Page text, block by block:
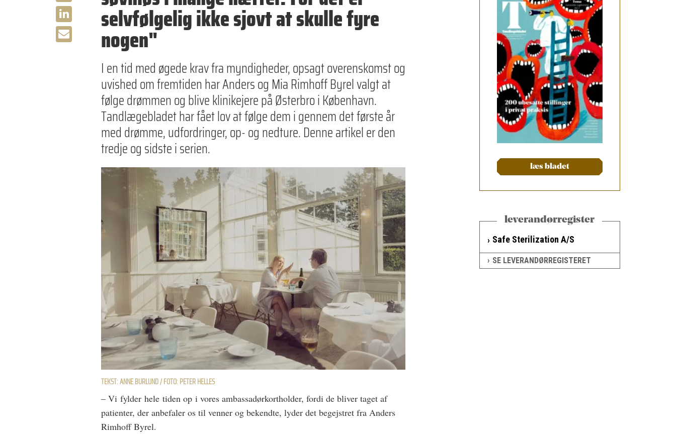
selvfølgelig ikke sjovt at skulle fyre
nogen"
I en tid med øgede krav fra myndigheder, opsagt overenskomst og
uvished om fremtiden har Anders og Mia Rimhoff Byrel valgt at
følge drømmen og blive klinikejere på Østerbro i København.
Tandlægebladet har fået lov at følge dem i gennem det første år
med drømme, udfordringer, op- og nedture. Denne artikel er den
tredje og sidste i serien.
TEKST: ANNE BURLUND / FOTO: PETER HELLES
– Vi fylder hele tiden op i vores ambassadørkortholder, fordi de bliver taget af
patienter, der anbefaler os til venner og bekendte, lyder det begejstret fra Anders
Rimhoff Byrel.
læs bladet
leverandørregister
Safe Sterilization A/S
SE LEVERANDØRREGISTERET